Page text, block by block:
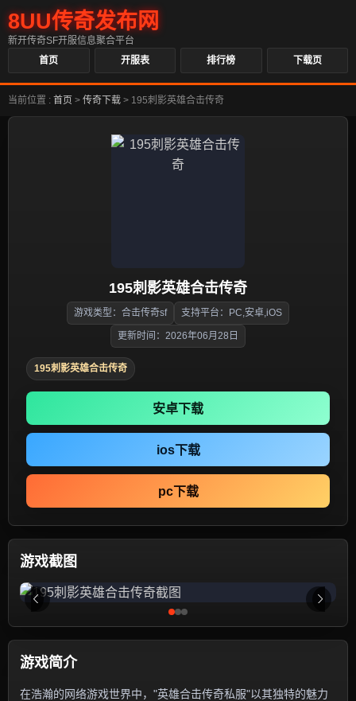
8UU传奇发布网
新开传奇SF开服信息聚合平台
首页
开服表 排行榜 下载页
当前位置 : 首页 > 传奇下载 > 195刺影英雄合击传奇
195刺影英雄合击传奇
游戏类型：合击传奇sf 支持平台：PC,安卓,iOS
更新时间：2026年06月28日
195刺影英雄合击传奇
安卓下载
ios下载
pc下载
游戏截图
游戏简介
在浩瀚的网络游戏世界中，"英雄合击传奇私服"以其独特的魅力